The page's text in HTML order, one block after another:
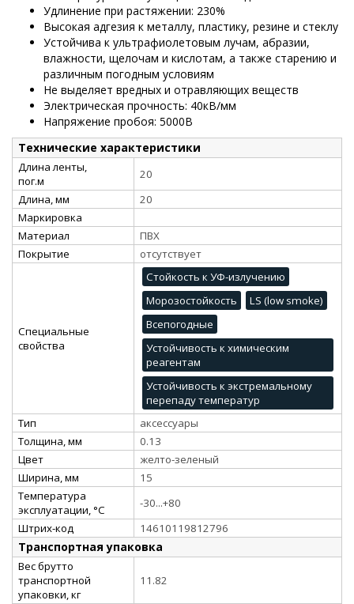
Удлинение при растяжении: 230%
Высокая адгезия к металлу, пластику, резине и стеклу
Устойчива к ультрафиолетовым лучам, абразии,
влажности, щелочам и кислотам, а также старению и
различным погодным условиям
Не выделяет вредных и отравляющих веществ
Электрическая прочность: 40кВ/мм
Напряжение пробоя: 5000В
Технические характеристики
Длина ленты,
пог.м
20
Длина, мм
20
Маркировка
Материал
ПВХ
Покрытие
отсутствует
Специальные
свойства
Стойкость к УФ-излучению
Морозостойкость
LS (low smoke)
Всепогодные
Устойчивость к химическим
реагентам
Устойчивость к экстремальному
перепаду температур
Тип
аксессуары
Толщина, мм
0.13
Цвет
желто-зеленый
Ширина, мм
15
Температура
эксплуатации, °C
-30...+80
Штрих-код
14610119812796
Транспортная упаковка
Вес брутто
транспортной
упаковки, кг
11.82